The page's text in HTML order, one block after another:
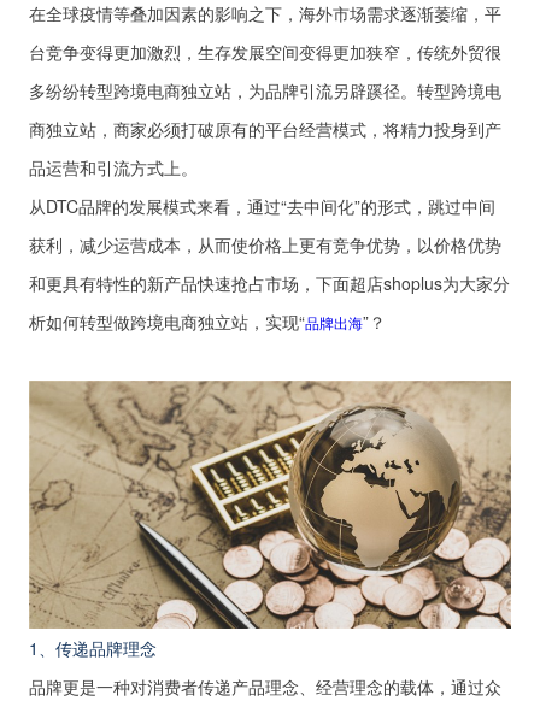
在全球疫情等叠加因素的影响之下，海外市场需求逐渐萎缩，平
台竞争变得更加激烈，生存发展空间变得更加狭窄，传统外贸很
多纷纷转型跨境电商独立站，为品牌引流另辟蹊径。转型跨境电
商独立站，商家必须打破原有的平台经营模式，将精力投身到产
品运营和引流方式上。
从DTC品牌的发展模式来看，通过“去中间化”的形式，跳过中间
获利，减少运营成本，从而使价格上更有竞争优势，以价格优势
和更具有特性的新产品快速抢占市场，下面超店shoplus为大家分
析如何转型做跨境电商独立站，实现“品牌出海”？
1、传递品牌理念
品牌更是一种对消费者传递产品理念、经营理念的载体，通过众